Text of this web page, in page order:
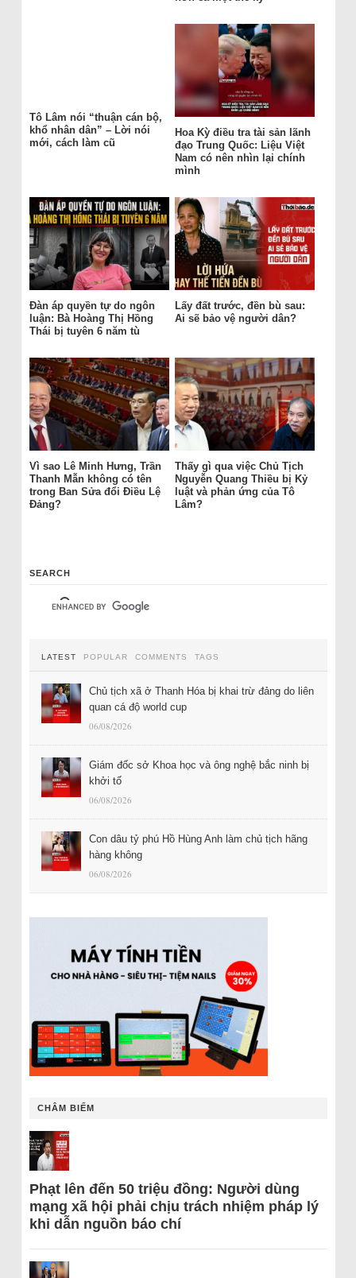
Tô Lâm nói “thuận cán bộ,
khổ nhân dân” – Lời nói
mới, cách làm cũ
Hoa Kỳ điều tra tài sản lãnh
đạo Trung Quốc: Liệu Việt
Nam có nên nhìn lại chính
mình
Đàn áp quyền tự do ngôn
luận: Bà Hoàng Thị Hồng
Thái bị tuyên 6 năm tù
Lấy đất trước, đền bù sau:
Ai sẽ bảo vệ người dân?
Vì sao Lê Minh Hưng, Trần
Thanh Mẫn không có tên
trong Ban Sửa đổi Điều Lệ
Đảng?
Thấy gì qua việc Chủ Tịch
Nguyễn Quang Thiều bị Kỷ
luật và phản ứng của Tô
Lâm?
SEARCH
LATEST POPULAR COMMENTS TAGS
Chủ tịch xã ở Thanh Hóa bị khai trừ đảng do liên
quan cá độ world cup
06/08/2026
Giám đốc sở Khoa học và ông nghệ bắc ninh bị
khởi tố
06/08/2026
Con dâu tỷ phú Hồ Hùng Anh làm chủ tịch hãng
hàng không
06/08/2026
CHÂM BIẾM
Phạt lên đến 50 triệu đồng: Người dùng
mạng xã hội phải chịu trách nhiệm pháp lý
khi dẫn nguồn báo chí